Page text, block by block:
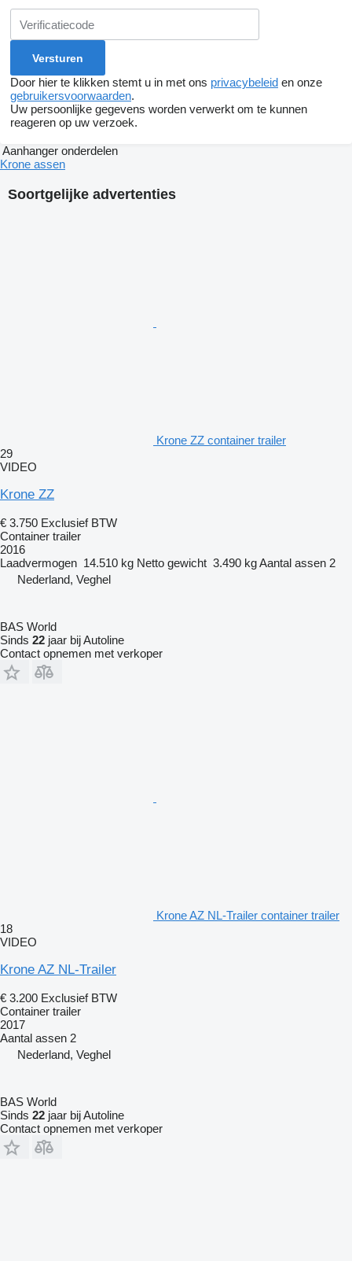
Door hier te klikken stemt u in met ons privacybeleid en onze
gebruikersvoorwaarden.
Uw persoonlijke gegevens worden verwerkt om te kunnen
reageren op uw verzoek.
Soortgelijke advertenties
Krone ZZ container trailer
29
VIDEO
Krone ZZ
€ 3.750 Exclusief BTW
Container trailer
2016
Laadvermogen 14.510 kg Netto gewicht 3.490 kgAantal assen 2
Nederland, Veghel
BAS World
Sinds 22 jaar bij Autoline
Contact opnemen met verkoper
Krone AZ NL-Trailer container trailer
18
VIDEO
Krone AZ NL-Trailer
€ 3.200 Exclusief BTW
Container trailer
2017
Aantal assen 2
Nederland, Veghel
BAS World
Sinds 22 jaar bij Autoline
Contact opnemen met verkoper
Aanhanger onderdelen
Krone assen